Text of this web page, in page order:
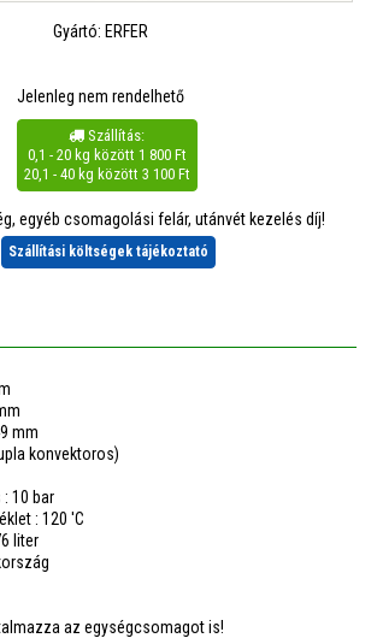
Gyártó: ERFER
Jelenleg nem rendelhető
 Szállítás:
0,1 - 20 kg között 1 800 Ft
20,1 - 40 kg között 3 100 Ft
egyéb csomagolási felár, utánvét kezelés díj!
Szállítási költségek tájékoztató
mm
konvektoros)
10 bar
: 120 'C
liter
az egységcsomagot is!